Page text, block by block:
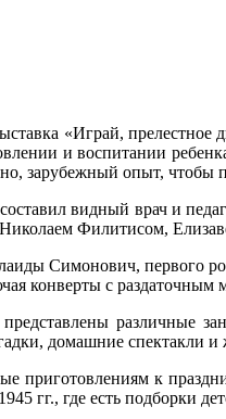
«Играй, прелестное
и воспитании
зарубежный опыт, чтобы
видный врач и
Филитисом,
Симонович, первого
конверты с
различные
домашние спектакли
приготовлениям к
гг., где есть подборки